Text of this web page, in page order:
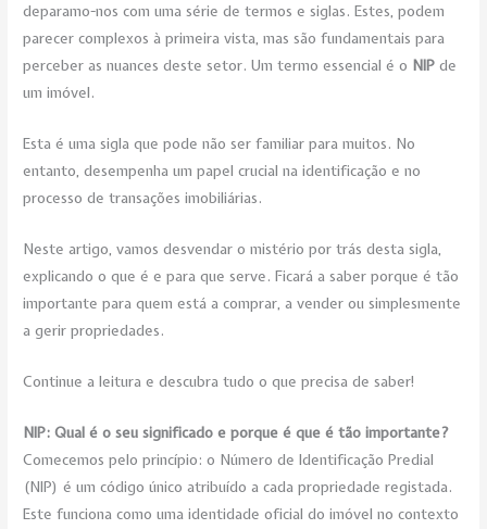
deparamo-nos com uma série de termos e siglas. Estes, podem
parecer complexos à primeira vista, mas são fundamentais para
perceber as nuances deste setor. Um termo essencial é o NIP de
um imóvel.
Esta é uma sigla que pode não ser familiar para muitos. No
entanto, desempenha um papel crucial na identificação e no
processo de transações imobiliárias.
Neste artigo, vamos desvendar o mistério por trás desta sigla,
explicando o que é e para que serve. Ficará a saber porque é tão
importante para quem está a comprar, a vender ou simplesmente
a gerir propriedades.
Continue a leitura e descubra tudo o que precisa de saber!
NIP: Qual é o seu significado e porque é que é tão importante?
Comecemos pelo princípio: o Número de Identificação Predial
(NIP) é um código único atribuído a cada propriedade registada.
Este funciona como uma identidade oficial do imóvel no contexto